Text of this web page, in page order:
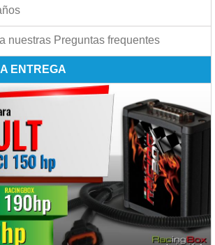
nuestras Preguntas frequentes
ENTREGA